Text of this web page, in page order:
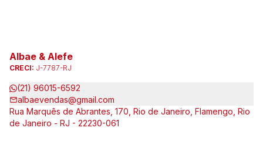
Albae & Alefe
CRECI: J-7787-RJ
(21) 96015-6592
albaevendas@gmail.com
Rua Marquês de Abrantes, 170, Rio de Janeiro, Flamengo, Rio
de Janeiro - RJ - 22230-061